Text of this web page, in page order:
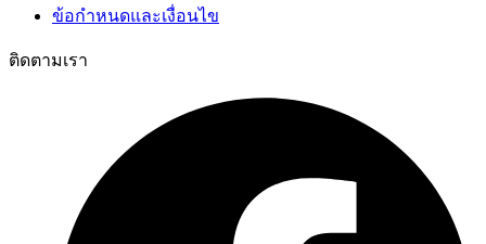
ข้อกำหนดและเงื่อนไข
ติดตามเรา